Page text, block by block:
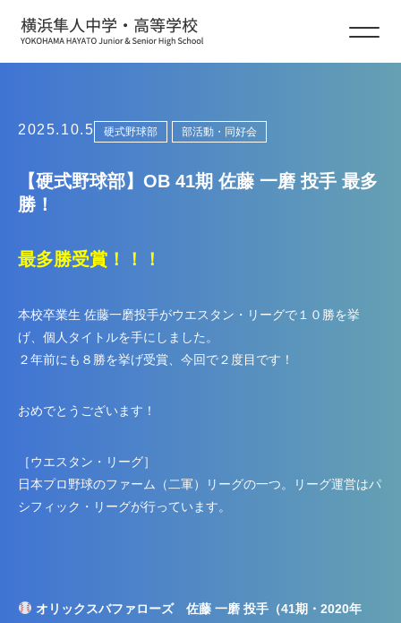
部活動・同好会
2025.10.5 硬式野球部 部活動・同好会
【硬式野球部】OB 41期 佐藤 一磨 投手 最多
勝！
最多勝受賞！！！
本校卒業生 佐藤一磨投手がウエスタン・リーグで１０勝を挙
げ、個人タイトルを手にしました。
２年前にも８勝を挙げ受賞、今回で２度目です！
おめでとうございます！
［ウエスタン・リーグ］
日本プロ野球のファーム（二軍）リーグの一つ。リーグ運営はパ
シフィック・リーグが行っています。
オリックスバファローズ 佐藤 一磨 投手（41期・2020年